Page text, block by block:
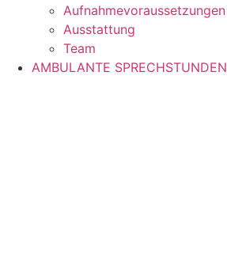
Aufnahmevoraussetzungen
Ausstattung
Team
AMBULANTE SPRECHSTUNDEN